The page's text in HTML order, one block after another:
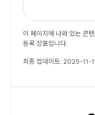
이 페이지에 나와 있는 콘
등록 상표입니다.
최종 업데이트: 2025-11-